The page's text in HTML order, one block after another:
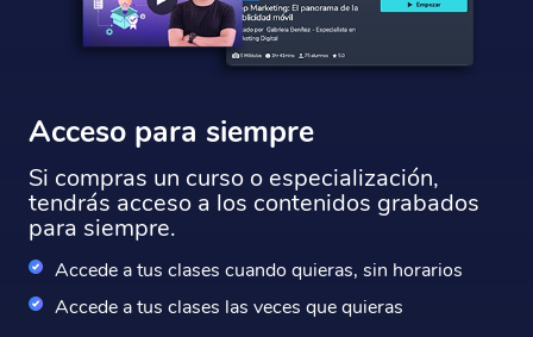
Acceso para siempre
Si compras un curso o especialización,
tendrás acceso a los contenidos grabados
para siempre.
Accede a tus clases cuando quieras, sin horarios
Accede a tus clases las veces que quieras